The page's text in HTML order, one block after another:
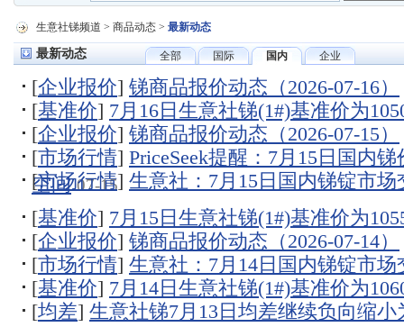
生意社锑频道 > 商品动态 > 最新动态
最新动态 全部 国际 国内 企业
[企业报价] 锑商品报价动态（2026-07-16）
[基准价] 7月16日生意社锑(1#)基准价为
[企业报价] 锑商品报价动态（2026-07-15）
[市场行情] PriceSeek提醒：7月15日国内
空间 07-15
[市场行情] 生意社：7月15日国内锑锭市场
[基准价] 7月15日生意社锑(1#)基准价为
[企业报价] 锑商品报价动态（2026-07-14）
[市场行情] 生意社：7月14日国内锑锭市场
[基准价] 7月14日生意社锑(1#)基准价为
[均差] 生意社锑7月13日均差继续负向缩小